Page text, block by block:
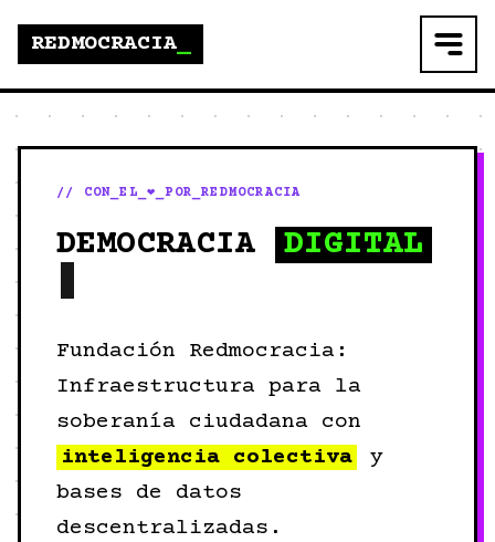
REDMOCRACIA
// CON_EL_❤️_POR_REDMOCRACIA
DEMOCRACIA DIGITAL
Fundación Redmocracia:
Infraestructura para la
soberanía ciudadana con
inteligencia colectiva
y
bases de datos
descentralizadas.